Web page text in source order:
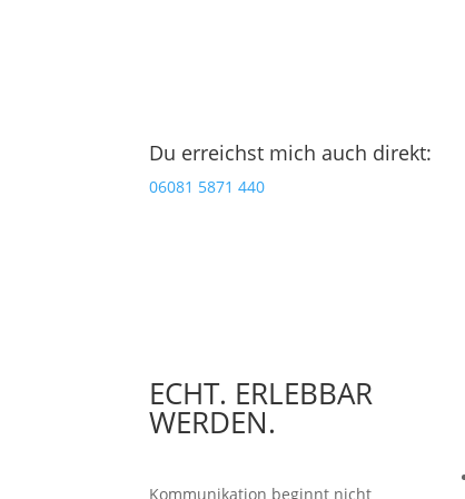
Du erreichst mich auch direkt:
06081 5871 440
ECHT. ERLEBBAR
WERDEN.
Kommunikation beginnt nicht